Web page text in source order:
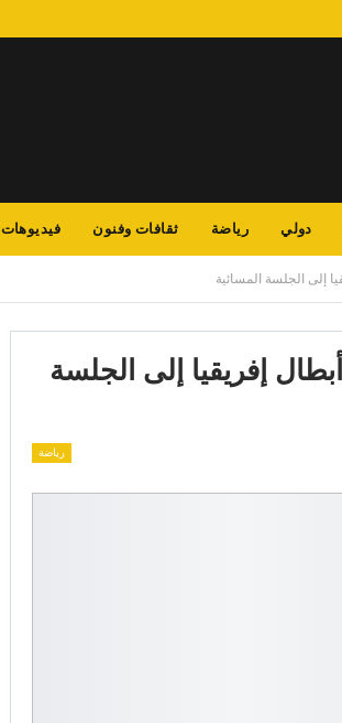
دولي رياضة ثقافات وفنون فيديوهات
إلى الجلسة المسائية
إفريقيا إلى الجلسة
رياضة